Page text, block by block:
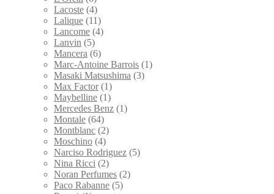
Lacoste (4)
Lalique (11)
Lancome (4)
Lanvin (5)
Mancera (6)
Marc-Antoine Barrois (1)
Masaki Matsushima (3)
Max Factor (1)
Maybelline (1)
Mercedes Benz (1)
Montale (64)
Montblanc (2)
Moschino (4)
Narciso Rodriguez (5)
Nina Ricci (2)
Noran Perfumes (2)
Paco Rabanne (5)